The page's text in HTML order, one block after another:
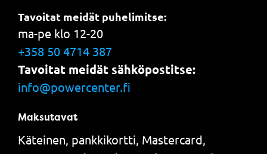
Tavoitat meidät puhelimitse:
ma-pe klo 12-20
+358 50 4714 387
Tavoitat meidät sähköpostitse:
info@powercenter.fi
Maksutavat
Käteinen, pankkikortti, Mastercard,